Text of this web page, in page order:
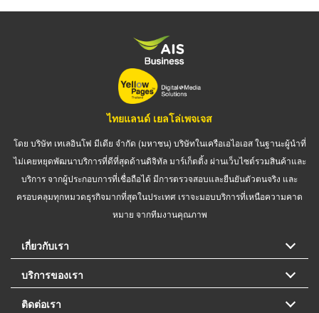
ไทยแลนด์ เยลโล่เพจเจส
โดย บริษัท เทเลอินโฟ มีเดีย จำกัด (มหาชน) บริษัทในเครือเอไอเอส ในฐานะผู้นำที่
ไม่เคยหยุดพัฒนาบริการที่ดีที่สุดด้านดิจิทัล มาร์เก็ตติ้ง ผ่านเว็บไซต์รวมสินค้าและ
บริการ จากผู้ประกอบการที่เชื่อถือได้ มีการตรวจสอบและยืนยันตัวตนจริง และ
ครอบคลุมทุกหมวดธุรกิจมากที่สุดในประเทศ เราจะมอบบริการที่เหนือความคาด
หมาย จากทีมงานคุณภาพ
เกี่ยวกับเรา
บริการของเรา
ติดต่อเรา